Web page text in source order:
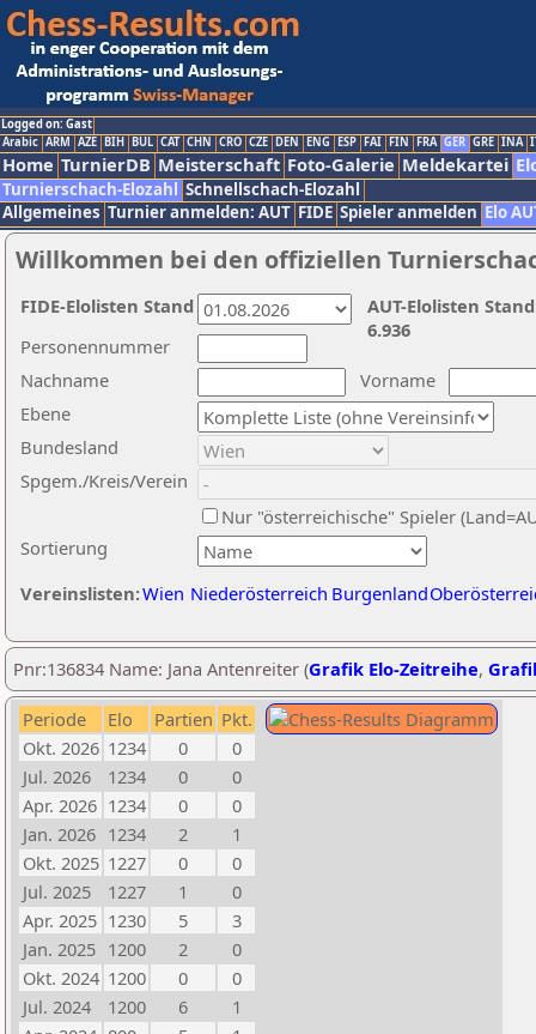
Logged on: Gast
Arabic ARM AZE BIH BUL CAT CHN CRO CZE DEN ENG ESP FAI FIN FRA GER GRE INA
Home TurnierDB Meisterschaft Foto-Galerie Meldekartei
Turnierschach-Elozahl Schnellschach-Elozahl
Allgemeines Turnier anmelden: AUT FIDE Spieler anmelden Elo
Willkommen bei den offiziellen
Nachname
Vorname
Ebene
Sortierung
Personennummer
Bundesland
Spgem./Kreis/Verein
Nur "österreichische" Spieler
Vereinslisten:Wien Niederösterreich Burgenland
AUT-Elolisten
6.936
FIDE-Elolisten Stand
Pnr:136834 Name: Jana Antenreiter (Grafik Elo-Zeitreihe,
Periode Elo Partien Pkt.
Okt. 2026 1234 0
0
Jul. 2026
1234 0
0
Apr. 2026 1234 0
0
Jan. 2026 1234 2
1
Okt. 2025 1227 0
0
Jul. 2025
1227 1
0
Apr. 2025 1230 5
3
Jan. 2025 1200 2
0
Okt. 2024 1200 0
0
Jul. 2024
1200 6
1